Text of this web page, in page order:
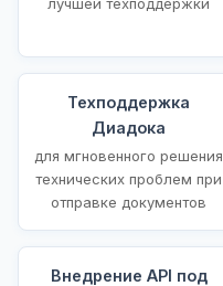
Техподдержка
Диадока
для мгновенного решения
технических проблем при
отправке документов
Внедрение API под